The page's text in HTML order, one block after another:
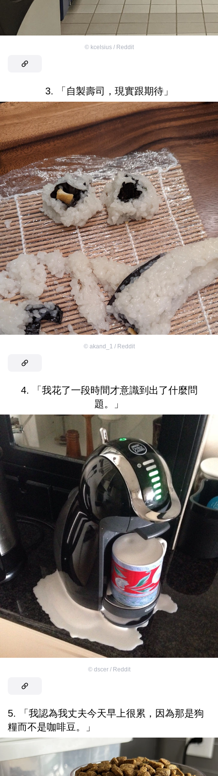
© kcelsius / Reddit
3. 「自製壽司，現實跟期待」
© akand_1 / Reddit
4. 「我花了一段時間才意識到出了什麼問
題。」
© dscer / Reddit
5. 「我認為我丈夫今天早上很累，因為那是狗
糧而不是咖啡豆。」